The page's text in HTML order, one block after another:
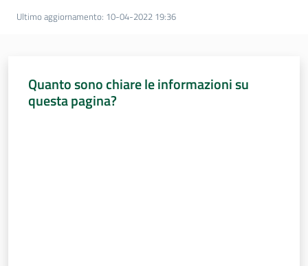
Ultimo aggiornamento: 10-04-2022 19:36
Quanto sono chiare le informazioni su
questa pagina?